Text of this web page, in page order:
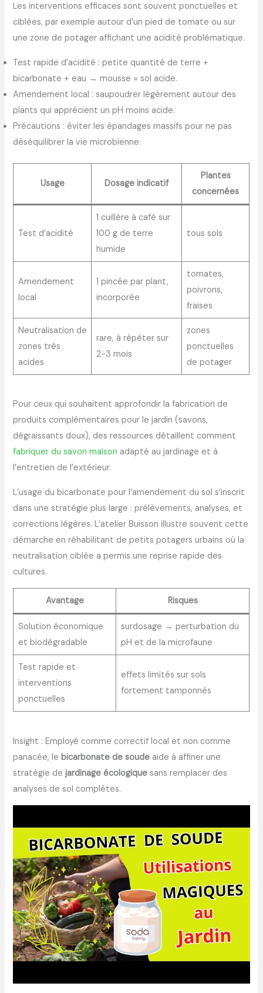
Les interventions efficaces sont souvent ponctuelles et
ciblées, par exemple autour d’un pied de tomate ou sur
une zone de potager affichant une acidité problématique.
Test rapide d’acidité : petite quantité de terre +
bicarbonate + eau → mousse = sol acide.
Amendement local : saupoudrer légèrement autour des
plants qui apprécient un pH moins acide.
Précautions : éviter les épandages massifs pour ne pas
déséquilibrer la vie microbienne.
Usage Dosage indicatif
Plantes
concernées
Test d’acidité
1 cuillère à café sur
100 g de terre
humide
tous sols
Amendement
local
1 pincée par plant,
incorporée
tomates,
poivrons,
fraises
Neutralisation de
zones très
acides
rare, à répéter sur
2-3 mois
zones
ponctuelles
de potager
Pour ceux qui souhaitent approfondir la fabrication de
produits complémentaires pour le jardin (savons,
dégraissants doux), des ressources détaillent comment
fabriquer du savon maison adapté au jardinage et à
l’entretien de l’extérieur.
L’usage du bicarbonate pour l’amendement du sol s’inscrit
dans une stratégie plus large : prélèvements, analyses, et
corrections légères. L’atelier Buisson illustre souvent cette
démarche en réhabilitant de petits potagers urbains où la
neutralisation ciblée a permis une reprise rapide des
cultures.
Avantage Risques
Solution économique
et biodégradable
surdosage → perturbation du
pH et de la microfaune
Test rapide et
interventions
ponctuelles
effets limités sur sols
fortement tamponnés
Insight : Employé comme correctif local et non comme
panacée, le bicarbonate de soude aide à affiner une
stratégie dejardinage écologique sans remplacer des
analyses de sol complètes.